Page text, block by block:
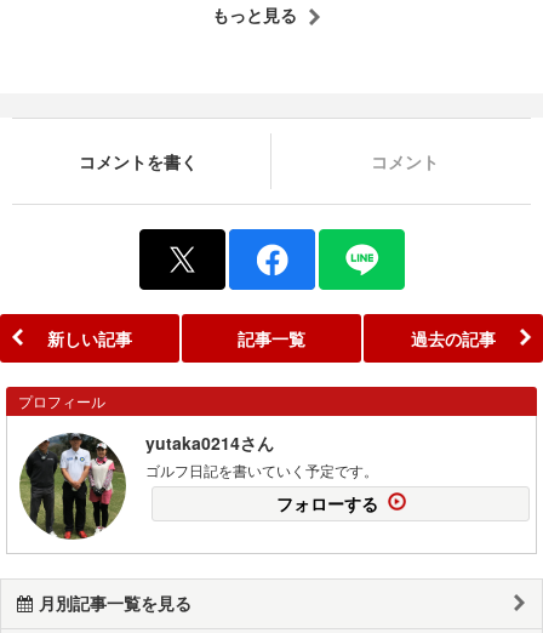
もっと見る
コメントを書く コメント
新しい記事 記事一覧 過去の記事
プロフィール
yutaka0214さん
ゴルフ日記を書いていく予定です。
フォローする
月別記事一覧を見る